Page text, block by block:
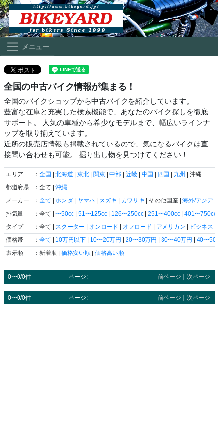
メニュー
全国の中古バイク情報が集まる！
全国のバイクショップから中古バイクを紹介しています。
豊富な在庫と充実した検索機能で、あなたのバイク探しを徹底
サポート。 人気の車種から希少なモデルまで、幅広いラインナ
ップを取り揃えています。
近所の販売店情報も掲載されているので、気になるバイクは直
接問い合わせも可能。 掘り出し物を見つけてください！
エリア ： 全国 | 北海道 | 東北 | 関東 | 中部 | 近畿 | 中国 | 四国 | 九州 | 沖縄
都道府県
：全て | 沖縄
メーカー
： 全て | ホンダ | ヤマハ | スズキ | カワサキ | その他国産 | 海外/アジア
排気量
：全て | 〜50cc | 51〜125cc | 126〜250cc | 251〜400cc | 401〜750cc
タイプ
：全て | スクーター | オンロード | オフロード | アメリカン | ビジネス
価格帯
： 全て | 10万円以下 | 10〜20万円 | 20〜30万円 | 30〜40万円 | 40〜50
表示順
：新着順 | 価格安い順 | 価格高い順
0〜0/0件 ページ: 前ページ 次ページ
0〜0/0件 ページ: 前ページ ｜ 次ページ